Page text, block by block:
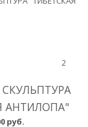
2
АНТИЛОПА"
руб.